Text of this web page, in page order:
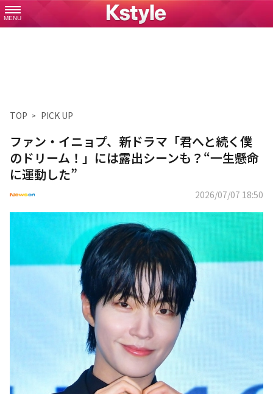
MENU
TOP PICK UP
ファン・イニョプ、新ドラマ「君へと続く僕
のドリーム！」には露出シーンも？“一生懸命
に運動した”
2026/07/07 18:50